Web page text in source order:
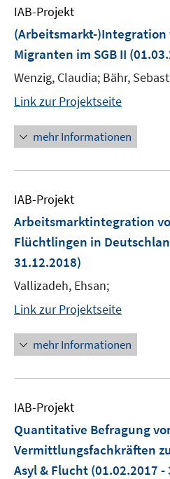
IAB-Projekt
(Arbeitsmarkt-
Migranten im SGB II
Wenzig, Claudia; Bähr,
Link zur Projektseite
mehr Informationen
IAB-Projekt
Arbeitsmarktintegration
Flüchtlingen in
31.12.2018)
Vallizadeh, Ehsan;
Link zur Projektseite
mehr Informationen
IAB-Projekt
Quantitative Befragung
Vermittlungsfachkräften
Asyl & Flucht (01.02.2017 -